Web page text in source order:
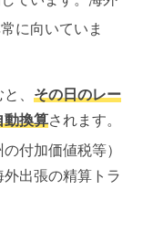
に向いていま
、 その日のレー
動換算されます。
付加価値税等）
出張の精算トラ